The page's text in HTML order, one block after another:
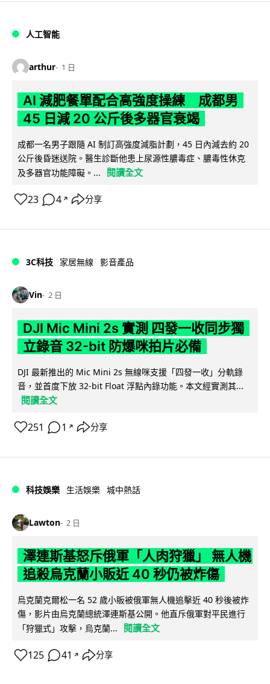
人工智能
arthur 1 日
AI 減肥餐單配合高強度操練 成都男
45 日減 20 公斤後多器官衰竭
成都一名男子跟隨 AI 制訂高強度減脂計劃，45 日內減去約 20
公斤後昏迷送院。醫生診斷他患上尿源性膿毒症、膿毒性休克
及多器官功能障礙。...
閱讀全文
23 4 ↗ 分享
3C科技 家居無線 影音產品
Vin 2 日
DJI Mic Mini 2s 實測 四發一收同步獨
立錄音 32-bit 防爆咪拍片必備
DJI 最新推出的 Mic Mini 2s 無線咪支援「四發一收」分軌錄
音，並首度下放 32-bit Float 浮點內錄功能。本文經實測其...
閱讀全文
251 1 ↗ 分享
科技娛樂 生活娛樂 城中熱話
Lawton 2 日
澤連斯基怒斥俄軍「人肉狩獵」 無人機
追殺烏克蘭小販近 40 秒仍被炸傷
烏克蘭克爾松一名 52 歲小販被俄軍無人機追擊近 40 秒後被炸
傷，影片由烏克蘭總統澤連斯基公開。他直斥俄軍對平民進行
「狩獵式」攻擊，烏克蘭...
閱讀全文
125 41 ↗ 分享